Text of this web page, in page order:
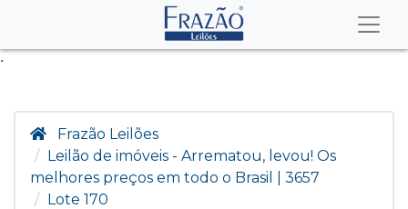
.
Frazão Leilões
Leilão de imóveis - Arrematou, levou! Os
melhores preços em todo o Brasil | 3657
Lote 170